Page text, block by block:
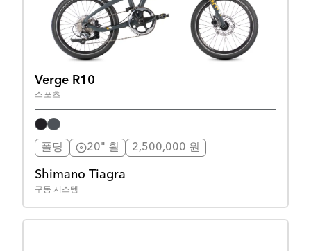
Verge R10
스포츠
폴딩 20" 휠 2,500,000 원
Shimano Tiagra
구동 시스템